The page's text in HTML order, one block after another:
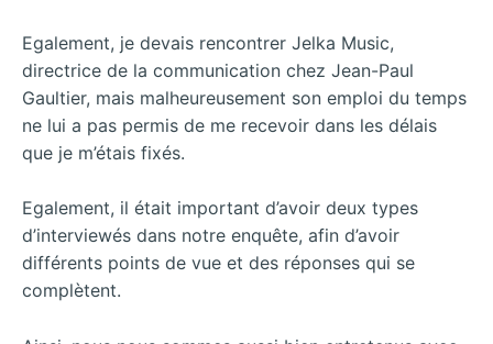
Egalement, je devais rencontrer Jelka Music,
directrice de la communication chez Jean-Paul
Gaultier, mais malheureusement son emploi du temps
ne lui a pas permis de me recevoir dans les délais
que je m’étais fixés.
Egalement, il était important d’avoir deux types
d’interviewés dans notre enquête, afin d’avoir
différents points de vue et des réponses qui se
complètent.